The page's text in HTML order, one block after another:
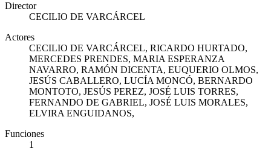
Director
CECILIO DE VARCÁRCEL
Actores
CECILIO DE VARCÁRCEL, RICARDO HURTADO,
MERCEDES PRENDES, MARIA ESPERANZA
NAVARRO, RAMÓN DICENTA, EUQUERIO OLMOS,
JESÚS CABALLERO, LUCÍA MONCÓ, BERNARDO
MONTOTO, JESÚS PEREZ, JOSÉ LUIS TORRES,
FERNANDO DE GABRIEL, JOSÉ LUIS MORALES,
ELVIRA ENGUIDANOS,
Funciones
1